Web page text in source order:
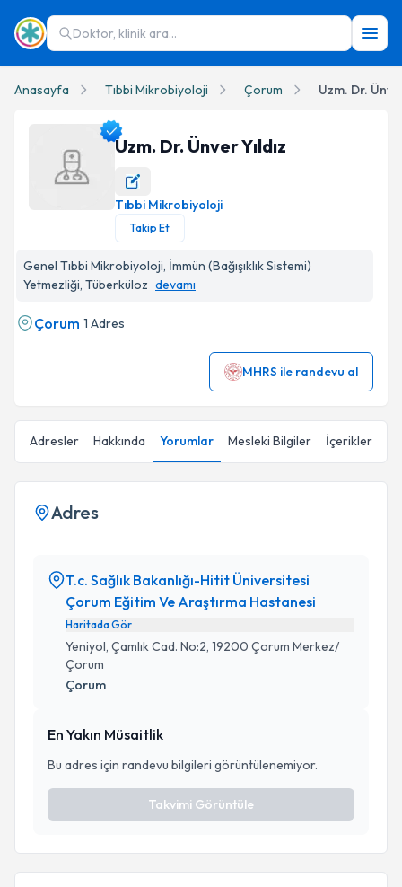
Doktor, klinik ara...
Anasayfa Tıbbi Mikrobiyoloji Çorum Uzm. Dr.
Uzm. Dr. Ünver Yıldız Profil Fotoğrafı
Uzm. Dr. Ünver Yıldız
Tıbbi Mikrobiyoloji
Takip Et
Genel Tıbbi Mikrobiyoloji, İmmün (Bağışıklık Sistemi)
Yetmezliği, Tüberküloz devamı
Çorum 1 Adres
MHRS ile randevu al
Adresler Hakkında Yorumlar Mesleki Bilgiler İçerikler
Adres
T.c. Sağlık Bakanlığı-Hitit Üniversitesi
Çorum Eğitim Ve Araştırma Hastanesi
Haritada Gör
Yeniyol, Çamlık Cad. No:2, 19200 Çorum Merkez/
Çorum
Çorum
En Yakın Müsaitlik
Bu adres için randevu bilgileri görüntülenemiyor.
Takvimi Görüntüle